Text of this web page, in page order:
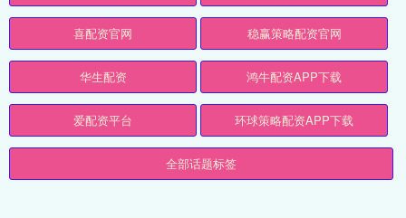
喜配资官网 稳赢策略配资官网
华生配资 鸿牛配资APP下载
爱配资平台 环球策略配资APP下载
全部话题标签